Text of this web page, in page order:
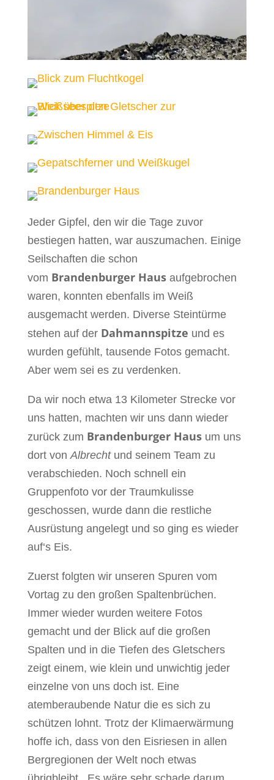
Jeder Gipfel, den wir die Tage zuvor
bestiegen hatten, war auszumachen. Einige
Seilschaften die schon
vom Brandenburger Haus aufgebrochen
waren, konnten ebenfalls im Weiß
ausgemacht werden. Diverse Steintürme
stehen auf der Dahmannspitze und es
wurden gefühlt, tausende Fotos gemacht.
Aber wem sei es zu verdenken.
Da wir noch etwa 13 Kilometer Strecke vor
uns hatten, machten wir uns dann wieder
zurück zum Brandenburger Haus um uns
dort von Albrecht und seinem Team zu
verabschieden. Noch schnell ein
Gruppenfoto vor der Traumkulisse
geschossen, wurde dann die restliche
Ausrüstung angelegt und so ging es wieder
auf‘s Eis.
Zuerst folgten wir unseren Spuren vom
Vortag zu den großen Spaltenbrüchen.
Immer wieder wurden weitere Fotos
gemacht und der Blick auf die großen
Spalten und in die Tiefen des Gletschers
zeigt einem, wie klein und unwichtig jeder
einzelne von uns doch ist. Eine
atemberaubende Natur die es sich zu
schützen lohnt. Trotz der Klimaerwärmung
hoffe ich, dass von den Eisriesen in allen
Bergregionen der Welt noch etwas